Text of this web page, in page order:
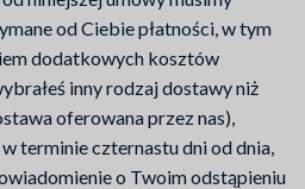
od Ciebie płatności, w tym
dodatkowych kosztów
inny rodzaj dostawy niż
oferowana przez nas),
terminie czternastu dni od dnia,
o Twoim odstąpieniu